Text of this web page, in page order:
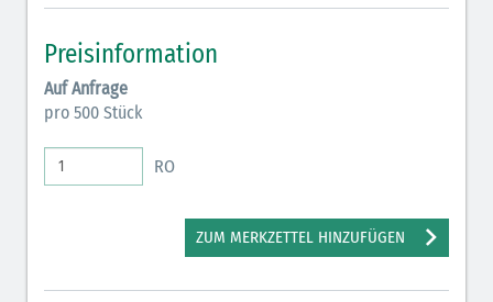
Rahmen)
Elektrolyte (grün-pink)
Elektrolyte Kalium (grün-blau)
Elektrolyte NaCl (grün)
Inodilatatoren (rot-grün)
Antiarrhythmika (rot-blau)
Preisinformation
Auf Anfrage
pro 500 Stück
RO
ZUM MERKZETTEL HINZUFÜGEN